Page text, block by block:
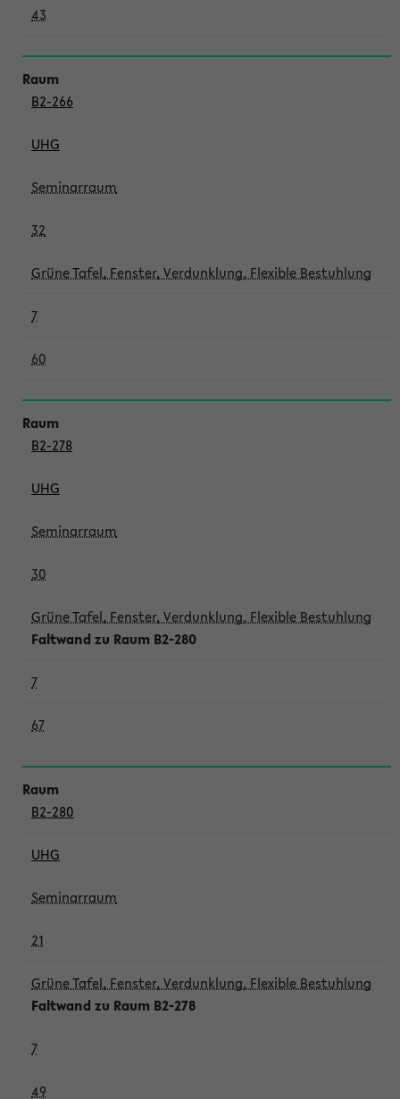
43
B2-266
UHG
Seminarraum
32
Grüne Tafel, Fenster, Verdunklung, Flexible Bestuhlung
7
60
B2-278
UHG
Seminarraum
30
Grüne Tafel, Fenster, Verdunklung, Flexible Bestuhlung
Faltwand zu Raum B2-280
7
67
B2-280
UHG
Seminarraum
21
Grüne Tafel, Fenster, Verdunklung, Flexible Bestuhlung
Faltwand zu Raum B2-278
7
49